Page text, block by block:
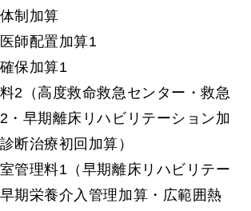
制加算
師配置加算1
保加算1
2（高度救命救急センター・救急
・早期離床リハビリテーション加
断治療初回加算）
管理料1（早期離床リハビリテー
期栄養介入管理加算・広範囲熱